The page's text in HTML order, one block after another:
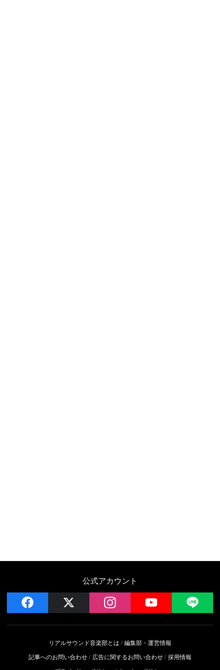
公式アカウント
facebook instagram YouTube
リアルサウンド音楽部とは
編集部・運営情報
記事へのお問い合わせ
広告に関するお問い合わせ 採用情報